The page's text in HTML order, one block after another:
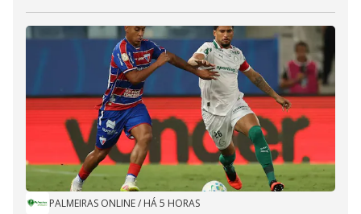
PALMEIRAS ONLINE/ HÁ 5 HORAS